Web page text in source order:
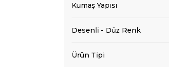
Kumaş Yapısı
Desenli - Düz Renk
Ürün Tipi